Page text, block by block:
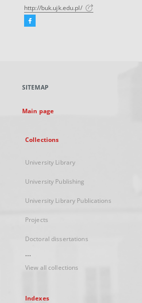
http://buk.ujk.edu.pl/
Facebook
new
SITEMAP
Main page
Collections
University Library
University Publishing
University Library Publications
Projects
Doctoral dissertations
...
View all collections
Indexes